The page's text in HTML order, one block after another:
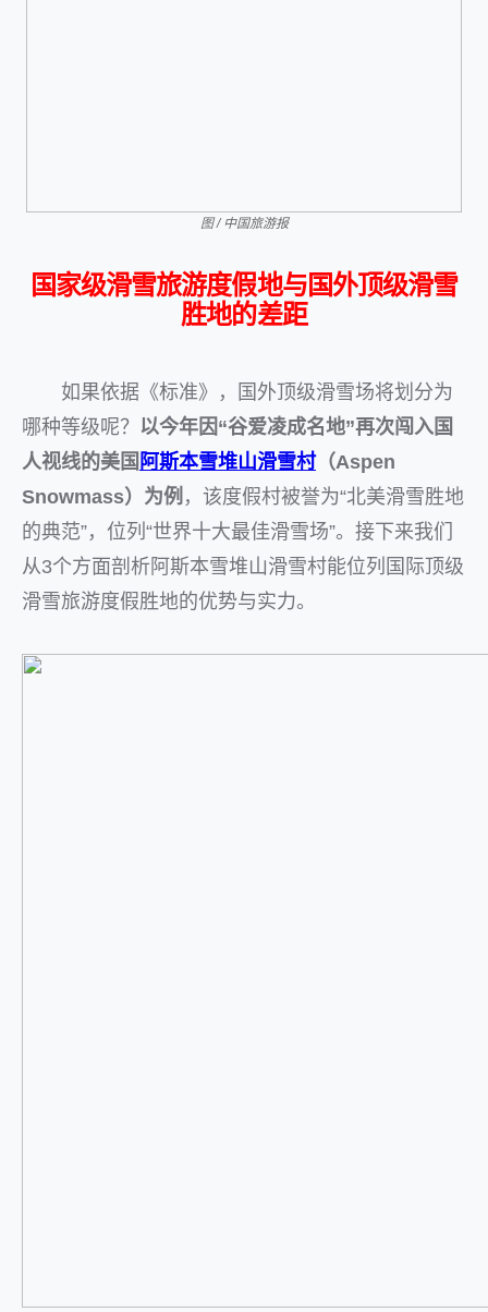
图 / 中国旅游报
国家级滑雪旅游度假地与国外顶级滑雪
胜地的差距
如果依据《标准》，国外顶级滑雪场将划分为
哪种等级呢？ 以今年因“谷爱凌成名地”再次闯入国
人视线的美国 阿斯本雪堆山滑雪村（Aspen
Snowmass）为例 ，该度假村被誉为“北美滑雪胜地
的典范”，位列“世界十大最佳滑雪场”。接下来我们
从3个方面剖析阿斯本雪堆山滑雪村能位列国际顶级
滑雪旅游度假胜地的优势与实力。